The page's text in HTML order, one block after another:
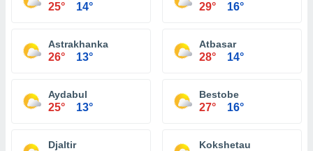
25° 14° 29° 16°
Astrakhanka
26° 13°
Atbasar
28° 14°
Aydabul
25° 13°
Bestobe
27° 16°
Djaltir Kokshetau